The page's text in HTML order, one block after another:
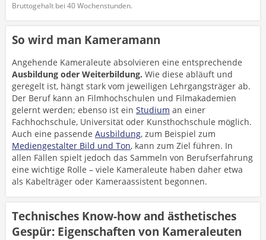
Bruttogehalt bei 40 Wochenstunden.
So wird man Kameramann
Angehende Kameraleute absolvieren eine entsprechende
Ausbildung oder Weiterbildung. Wie diese abläuft und
geregelt ist, hängt stark vom jeweiligen Lehrgangsträger ab.
Der Beruf kann an Filmhochschulen und Filmakademien
gelernt werden; ebenso ist ein Studium an einer
Fachhochschule, Universität oder Kunsthochschule möglich.
Auch eine passende Ausbildung, zum Beispiel zum
Mediengestalter Bild und Ton, kann zum Ziel führen. In
allen Fällen spielt jedoch das Sammeln von Berufserfahrung
eine wichtige Rolle – viele Kameraleute haben daher etwa
als Kabelträger oder Kameraassistent begonnen.
Technisches Know-how and ästhetisches
Gespür: Eigenschaften von Kameraleuten